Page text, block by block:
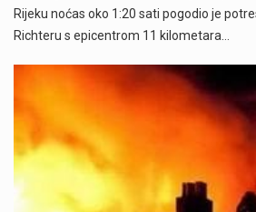
Rijeku noćas oko 1:20 sati pogodio je
Richteru s epicentrom 11 kilometara…